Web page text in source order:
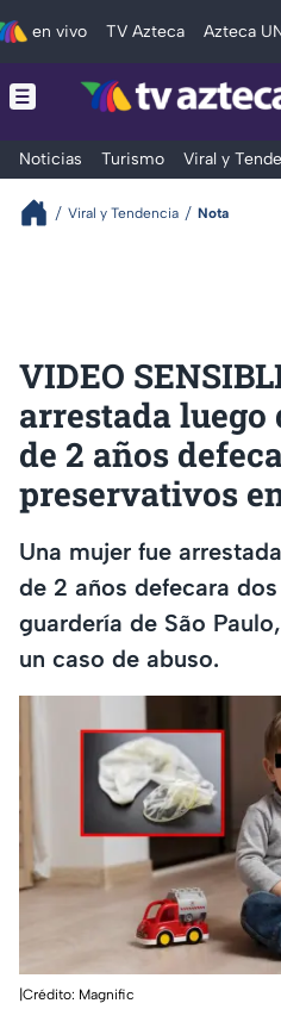
en vivo TV Azteca Azteca
Noticias Turismo Viral y
Viral y Tendencia Nota
VIDEO
arrestada luego
de 2 años
preservativos
Una mujer fue
de 2 años defecara
guardería de São
un caso de abuso.
|Crédito: Magnific